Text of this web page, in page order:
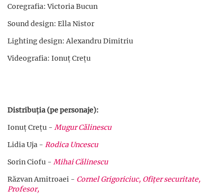
Coregrafia: Victoria Bucun
Sound design: Ella Nistor
Lighting design: Alexandru Dimitriu
Videografia: Ionuț Crețu
Distribuția (pe personaje):
Ionuț Crețu - Mugur Călinescu
Lidia Uja - Rodica Uncescu
Sorin Ciofu - Mihai Călinescu
Răzvan Amitroaei - Cornel Grigoriciuc, Ofițer securitate,
Profesor,